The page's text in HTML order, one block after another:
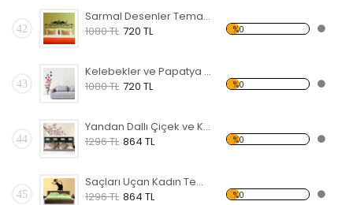
42
Sarmal Desenler Temalı Duvar Sticker
1080 TL 720 TL %0
43
Kelebekler ve Papatya Temalı Duvar Sticker
1080 TL 720 TL %0
44
Yandan Dallı Çiçek ve Kelebek Temalı Duvar Sticker
1296 TL 864 TL %0
45
Saçları Uçan Kadın Temalı Duvar Sticker
1296 TL 864 TL %0